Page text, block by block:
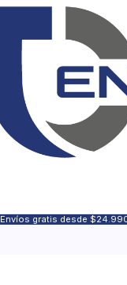
Envíos gratis desde